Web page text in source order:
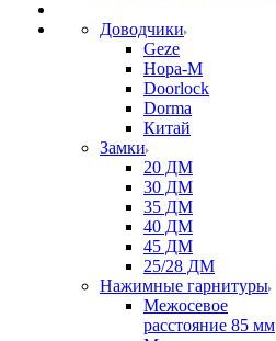
Доводчики
Geze
Нора-М
Doorlock
Dorma
Китай
Замки
20 ДМ
30 ДМ
35 ДМ
40 ДМ
45 ДМ
25/28 ДМ
Нажимные гарнитуры
Межосевое
расстояние 85 мм